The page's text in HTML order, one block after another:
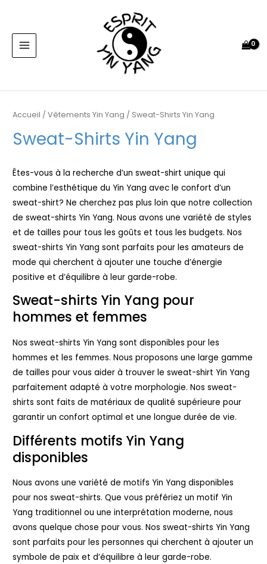
contenu
MENU
Accueil /Vêtements Yin Yang / Sweat-Shirts Yin Yang
Sweat-Shirts Yin Yang
Êtes-vous à la recherche d’un sweat-shirt unique qui
combine l’esthétique du Yin Yang avec le confort d’un
sweat-shirt? Ne cherchez pas plus loin que notre collection
de sweat-shirts Yin Yang. Nous avons une variété de styles
et de tailles pour tous les goûts et tous les budgets. Nos
sweat-shirts Yin Yang sont parfaits pour les amateurs de
mode qui cherchent à ajouter une touche d’énergie
positive et d’équilibre à leur garde-robe.
Sweat-shirts Yin Yang pour
hommes et femmes
Nos sweat-shirts Yin Yang sont disponibles pour les
hommes et les femmes. Nous proposons une large gamme
de tailles pour vous aider à trouver le sweat-shirt Yin Yang
parfaitement adapté à votre morphologie. Nos sweat-
shirts sont faits de matériaux de qualité supérieure pour
garantir un confort optimal et une longue durée de vie.
Différents motifs Yin Yang
disponibles
Nous avons une variété de motifs Yin Yang disponibles
pour nos sweat-shirts. Que vous préfériez un motif Yin
Yang traditionnel ou une interprétation moderne, nous
avons quelque chose pour vous. Nos sweat-shirts Yin Yang
sont parfaits pour les personnes qui cherchent à ajouter un
symbole de paix et d’équilibre à leur garde-robe.